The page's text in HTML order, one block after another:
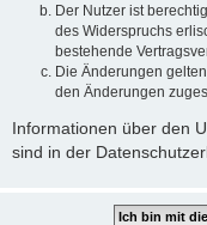
Der Nutzer ist
des Widerspruchs
bestehende
Die Änderungen
den Änderungen
Informationen über den
sind in der